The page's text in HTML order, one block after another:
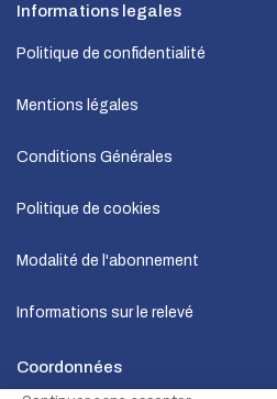
Informations legales
Politique de confidentialité
Mentions légales
Conditions Générales
Politique de cookies
Modalité de l'abonnement
Informations sur le relevé
Coordonnées